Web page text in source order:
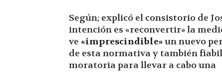
Según; explicó el consistorio de
intención es «reconvertir» la
ve «imprescindible»un nuevo
de esta normativa y también
moratoria para llevar a cabo una